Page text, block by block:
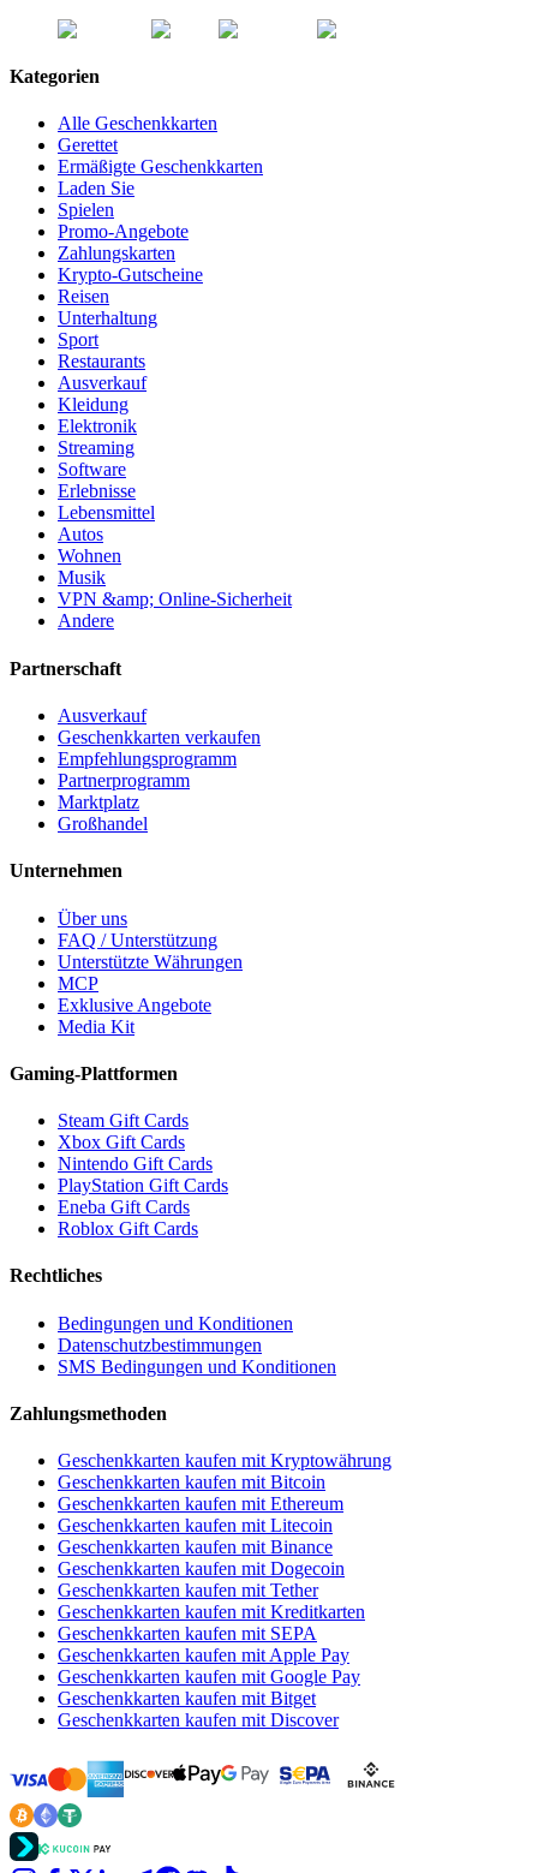
Kategorien
Alle Geschenkkarten
Gerettet
Ermäßigte Geschenkkarten
Laden Sie
Spielen
Promo-Angebote
Zahlungskarten
Krypto-Gutscheine
Reisen
Unterhaltung
Sport
Restaurants
Ausverkauf
Kleidung
Elektronik
Streaming
Software
Erlebnisse
Lebensmittel
Autos
Wohnen
Musik
VPN &amp; Online-Sicherheit
Andere
Partnerschaft
Ausverkauf
Geschenkkarten verkaufen
Empfehlungsprogramm
Partnerprogramm
Marktplatz
Großhandel
Unternehmen
Über uns
FAQ / Unterstützung
Unterstützte Währungen
MCP
Exklusive Angebote
Media Kit
Gaming-Plattformen
Steam Gift Cards
Xbox Gift Cards
Nintendo Gift Cards
PlayStation Gift Cards
Eneba Gift Cards
Roblox Gift Cards
Rechtliches
Bedingungen und Konditionen
Datenschutzbestimmungen
SMS Bedingungen und Konditionen
Zahlungsmethoden
Geschenkkarten kaufen mit Kryptowährung
Geschenkkarten kaufen mit Bitcoin
Geschenkkarten kaufen mit Ethereum
Geschenkkarten kaufen mit Litecoin
Geschenkkarten kaufen mit Binance
Geschenkkarten kaufen mit Dogecoin
Geschenkkarten kaufen mit Tether
Geschenkkarten kaufen mit Kreditkarten
Geschenkkarten kaufen mit SEPA
Geschenkkarten kaufen mit Apple Pay
Geschenkkarten kaufen mit Google Pay
Geschenkkarten kaufen mit Bitget
Geschenkkarten kaufen mit Discover